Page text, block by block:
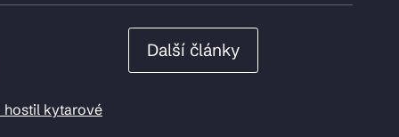
hostil kytarové
Další články